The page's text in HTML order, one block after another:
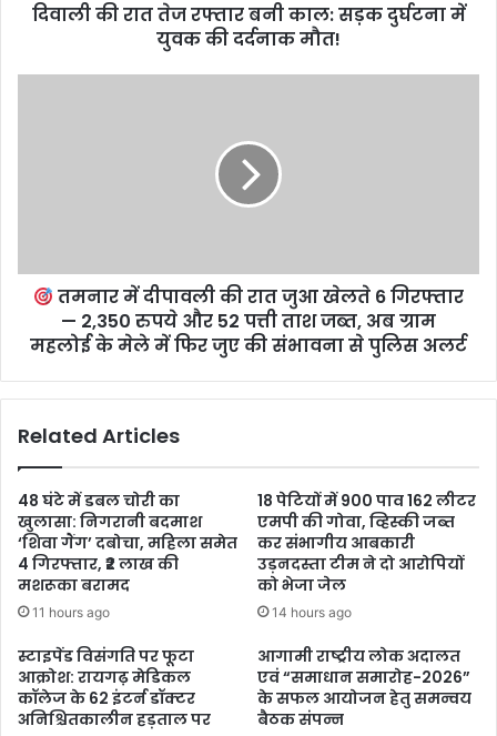
दिवाली की रात तेज रफ्तार बनी काल: सड़क दुर्घटना में
युवक की दर्दनाक मौत!
तमनार में दीपावली की रात जुआ खेलते 6 गिरफ्तार
— 2,350 रुपये और 52 पत्ती ताश जब्त, अब ग्राम
महलोई के मेले में फिर जुए की संभावना से पुलिस अलर्ट
Related Articles
48 घंटे में डबल चोरी का
खुलासा: निगरानी बदमाश
‘शिवा गैंग’ दबोचा, महिला समेत
4 गिरफ्तार, ₹2 लाख की
मशरूका बरामद
11 hours ago
18 पेटियों में 900 पाव 162 लीटर
एमपी की गोवा, व्हिस्की जब्त
कर संभागीय आबकारी
उड़नदस्ता टीम ने दो आरोपियों
को भेजा जेल
14 hours ago
स्टाइपेंड विसंगति पर फूटा
आक्रोश: रायगढ़ मेडिकल
कॉलेज के 62 इंटर्न डॉक्टर
अनिश्चितकालीन हड़ताल पर
आगामी राष्ट्रीय लोक अदालत
एवं “समाधान समारोह-2026”
के सफल आयोजन हेतु समन्वय
बैठक संपन्न